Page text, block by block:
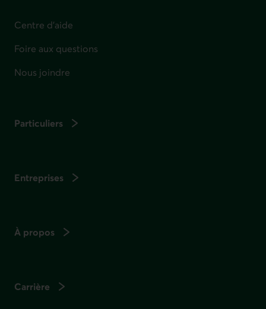
Centre d'aide
Foire aux questions
Nous joindre
Particuliers
Entreprises
À propos
Carrière